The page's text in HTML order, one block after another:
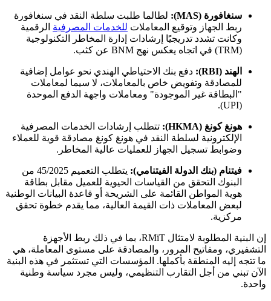
سنغافورة (MAS):
لطالما طلبت سلطة النقد في سنغافورة
ربط الجهاز وتوقيع المعاملات للخدمات المصرفية الرقمية
وكانت تشدد تدريجيًا إرشادات إدارة المخاطر التكنولوجية
(TRM) في اتجاه يعكس نهج BNM عن كثب.
الهند (RBI):
دفع بنك الاحتياطي الهندي نحو عوامل إضافية
للمصادقة وتفويض خاص بالمعاملات، لا سيما لمعاملات
"البطاقة غير الموجودة" ومعاملات واجهة الدفع الموحدة
(UPI).
هونغ كونغ (HKMA):
تتطلب إرشادات الخدمات المصرفية
الإلكترونية لسلطة النقد في هونغ كونغ مصادقة قوية للعملاء
وضوابط تسجيل الجهاز للعمليات عالية المخاطر.
فيتنام (بنك الدولة الفيتنامي):
يتطلب التعميم 45/2025 من
البنوك التحقق من القياسات الحيوية للعميل مقابل بطاقة
هوية المواطن القائمة على الشريحة أو قاعدة البيانات الوطنية
لبعض المعاملات ذات القيمة العالية، مما يقدم خطوة تحقق
مركزية.
إن البنية المطلوبة لامتثال RMiT، بما في ذلك ربط الأجهزة
التشفيري، ومفاتيح المرور، والمصادقة على مستوى المعاملة، هي
ما تتجه إليه المنطقة بأكملها. المؤسسات التي تستثمر في هذه البنية
الآن تبني من أجل التقارب التنظيمي، وليس مجرد سياسة وطنية
واحدة.